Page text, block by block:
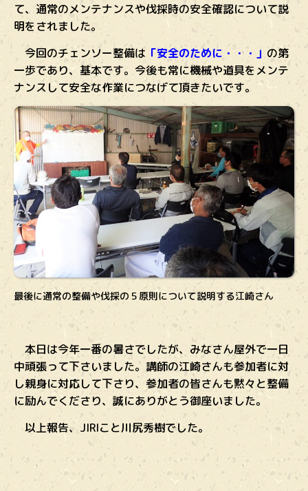
て、通常のメンテナンスや伐採時の安全確認について説
明をされました。
今回のチェンソー整備は 「安全のために・・・」 の第
一歩であり、基本です。今後も常に機械や道具をメンテ
ナンスして安全な作業につなげて頂きたいです。
最後に通常の整備や伐採の５原則について説明する江崎さん
本日は今年一番の暑さでしたが、みなさん屋外で一日
中頑張って下さいました。講師の江崎さんも参加者に対
し親身に対応して下さり、参加者の皆さんも黙々と整備
に励んでくださり、誠にありがとう御座いました。
以上報告、JIRIこと川尻秀樹でした。